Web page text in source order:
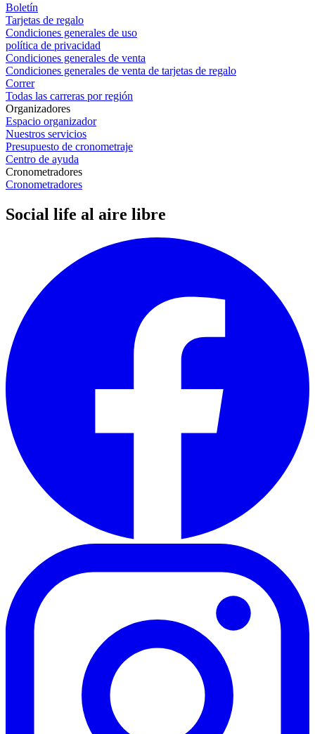
Boletín
Tarjetas de regalo
Condiciones generales de uso
política de privacidad
Condiciones generales de venta
Condiciones generales de venta de tarjetas de regalo
Correr
Todas las carreras por región
Organizadores
Espacio organizador
Nuestros servicios
Presupuesto de cronometraje
Centro de ayuda
Cronometradores
Cronometradores
Social life al aire libre